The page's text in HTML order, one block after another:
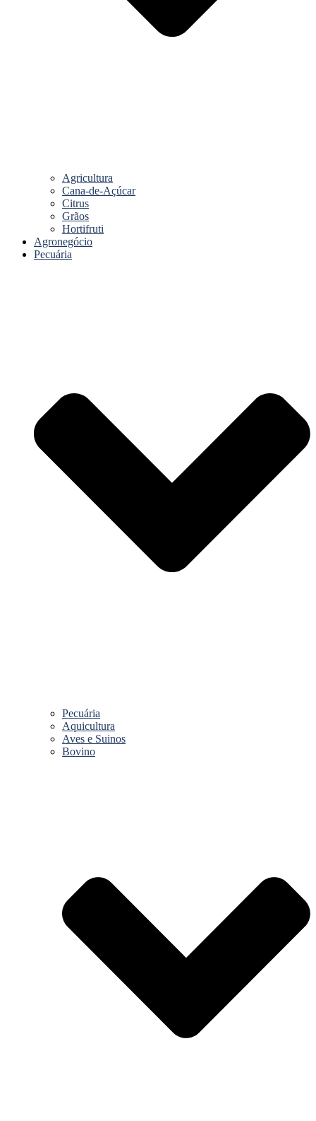
Agricultura
Cana-de-Açúcar
Citrus
Grãos
Hortifruti
Agronegócio
Pecuária
Pecuária
Aquicultura
Aves e Suinos
Bovino